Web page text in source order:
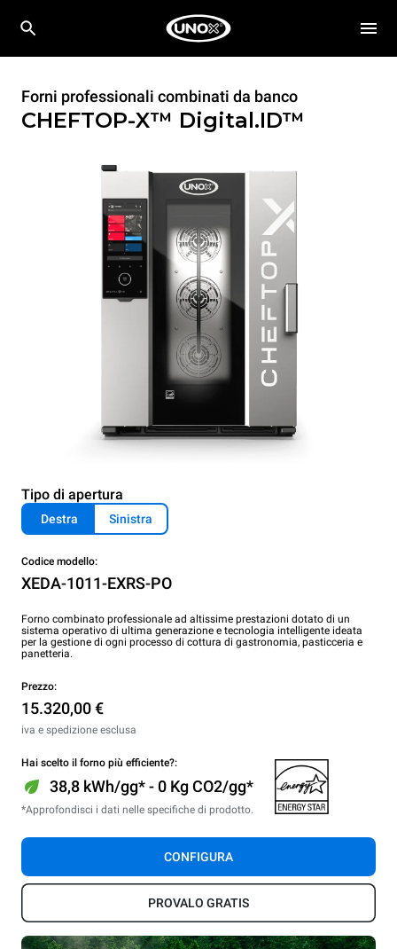
Forni professionali combinati da banco
CHEFTOP-X™ Digital.ID™
Tipo di apertura
Destra Sinistra
Codice modello:
XEDA-1011-EXRS-PO
Forno combinato professionale ad altissime prestazioni dotato di un
sistema operativo di ultima generazione e tecnologia intelligente ideata
per la gestione di ogni processo di cottura di gastronomia, pasticceria e
panetteria.
Prezzo:
15.320,00 €
iva e spedizione esclusa
Hai scelto il forno più efficiente?:
38,8 kWh/gg* - 0 Kg CO2/gg*
*Approfondisci i dati nelle specifiche di prodotto.
CONFIGURA
PROVALO GRATIS